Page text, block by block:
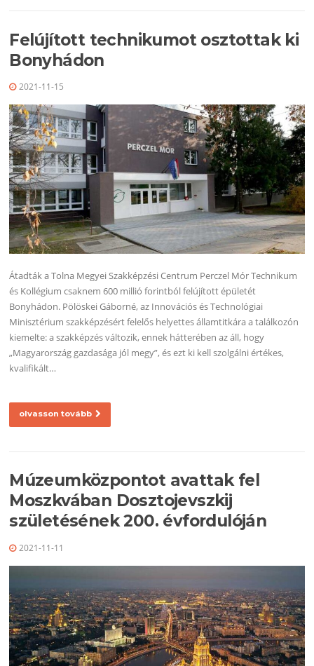
Felújított technikumot osztottak ki
Bonyhádon
2021-11-15
Átadták a Tolna Megyei Szakképzési Centrum Perczel Mór Technikum
és Kollégium csaknem 600 millió forintból felújított épületét
Bonyhádon. Pölöskei Gáborné, az Innovációs és Technológiai
Minisztérium szakképzésért felelős helyettes államtitkára a találkozón
kiemelte: a szakképzés változik, ennek hátterében az áll, hogy
„Magyarország gazdasága jól megy”, és ezt ki kell szolgálni értékes,
kvalifikált…
olvasson tovább
Múzeumközpontot avattak fel
Moszkvában Dosztojevszkij
születésének 200. évfordulóján
2021-11-11